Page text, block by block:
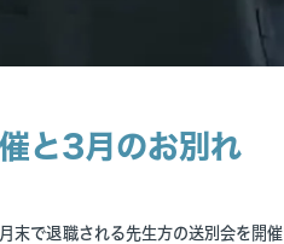
と3月のお別れ
末で退職される先生方の送別会を開